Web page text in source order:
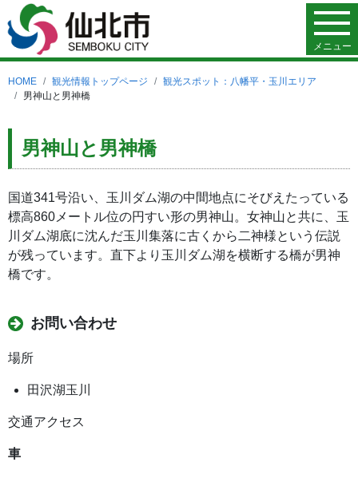
メニュー
HOME 観光情報トップページ
観光スポット：八幡平・玉川エリア
男神山と男神橋
男神山と男神橋
国道341号沿い、玉川ダム湖の中間地点にそびえたっている
標高860メートル位の円すい形の男神山。女神山と共に、玉
川ダム湖底に沈んだ玉川集落に古くから二神様という伝説
が残っています。直下より玉川ダム湖を横断する橋が男神
橋です。
お問い合わせ
場所
田沢湖玉川
交通アクセス
車